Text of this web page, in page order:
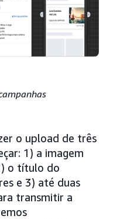
o upload de três
1) a imagem
o título do
e 3) até duas
transmitir a